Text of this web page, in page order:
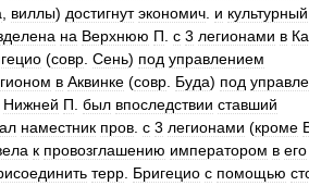
виллы) достигнут экономич и культурный
на Верхнюю П с 3 легионами в
(совр Сень) под управлением
в Аквинке (совр Буда) под
Нижней П был впоследствии ставший
наместник пров с 3 легионами (кроме
к провозглашению императором в его
терр Бригецио с помощью